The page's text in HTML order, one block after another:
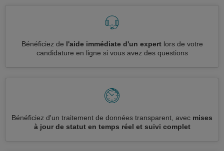
Bénéficiez de l'aide immédiate d'un expertlors de votre
candidature en ligne si vous avez des questions
Bénéficiez d'un traitement de données transparent, avec mises
à jour de statut en temps réel et suivi complet